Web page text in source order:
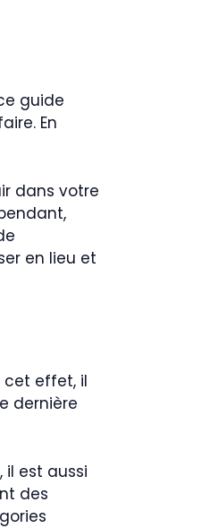
guide
En
dans votre
en lieu et
cet effet, il
dernière
il est aussi
des